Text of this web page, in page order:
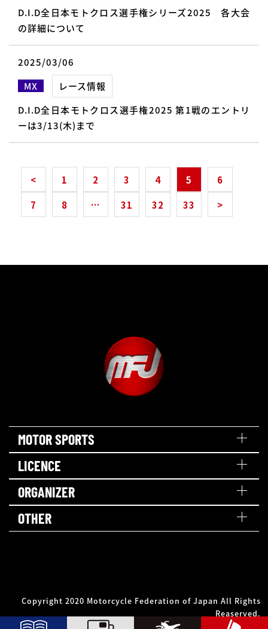
D.I.D全日本モトクロス選手権シリーズ2025 各大会
の詳細について
2025/03/06
MX
レース情報
D.I.D全日本モトクロス選手権2025 第1戦のエントリ
ーは3/13(木)まで
< 1 2 3 4 5
6
7
8 … 31 32 33 >
MOTOR SPORTS
LICENCE
ORGANIZER
OTHER
Copyright 2020 Motorcycle Federation of Japan All Rights
Reaserved.